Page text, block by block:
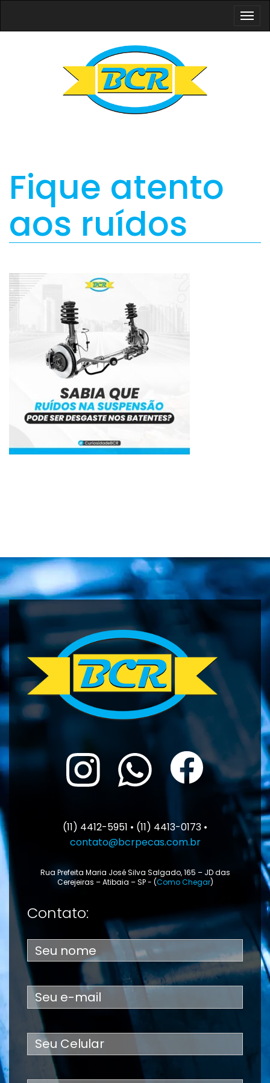
Fique atento
aos ruídos
(11) 4412-5951 • (11) 4413-0173 •
contato@bcrpecas.com.br
Rua Prefeita Maria José Silva Salgado, 165 – JD das
Cerejeiras – Atibaia – SP - (Como Chegar)
Contato: